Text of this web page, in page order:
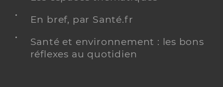
En bref, par Santé.fr
Santé et environnement : les bons
réflexes au quotidien